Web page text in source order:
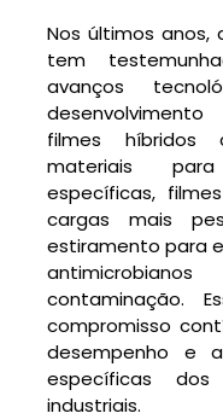
Nos últimos anos,
tem
avanços
filmes híbridos
materiais
específicas,
cargas mais
estiramento para
contaminação.
compromisso
desempenho e
específicas
industriais.